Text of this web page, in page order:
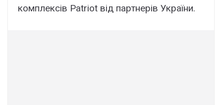
комплексів Patriot від партнерів України.